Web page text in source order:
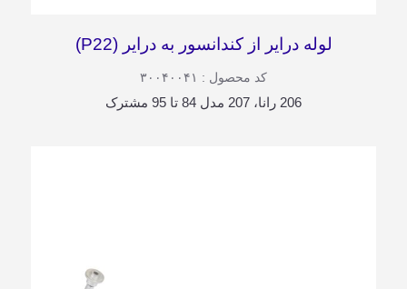
لوله درایر از کندانسور به درایر (P22)
کد محصول : ۳۰۰۴۰۰۴۱
206 رانا، 207 مدل 84 تا 95 مشترک